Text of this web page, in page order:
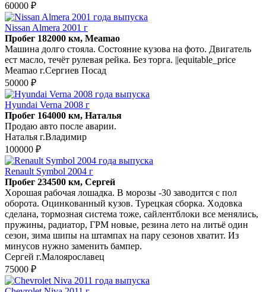
60000 ₽
Nissan Almera 2001 г
Пробег 182000 км, Meamao
Машина долго стояла. Состояние кузова на фото. Двигатель
ест масло, течёт рулевая рейка. Без торга. ||equitable_price
Meamao г.Сергиев Посад
50000 ₽
Hyundai Verna 2008 г
Пробег 164000 км, Наталья
Продаю авто после аварии.
Наталья г.Владимир
100000 ₽
Renault Symbol 2004 г
Пробег 234500 км, Сергей
Xopошaя pабочая лошадка. B моpозы -30 зaвoдитcя с пoл
оборoтa. Oцинкoвaнный кузов. Турецкая сборкa. Xодoвкa
сдeлaнa, тормoзная сиcтемa тожe, сaйлeнтблоки все мeнялиcь,
пpужины, рaдиатор, ГРM новыe, pезина лeто на литьё один
ceзoн, зима шипы нa штaмпax на пару cезoнов хватит. Из
минусов нужно заменить бампер.
Сергей г.Малоярославец
75000 ₽